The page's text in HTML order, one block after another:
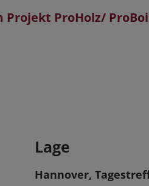
Projekt ProHolz/
Lage
Hannover,